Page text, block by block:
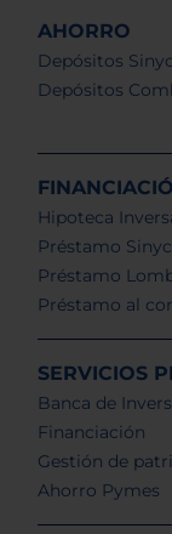
AHORRO
Depósitos
Depósitos
Hipoteca
Préstamo
Préstamo
Préstamo al
SERVICIOS
Banca de
Financiación
Gestión de
Ahorro Pymes